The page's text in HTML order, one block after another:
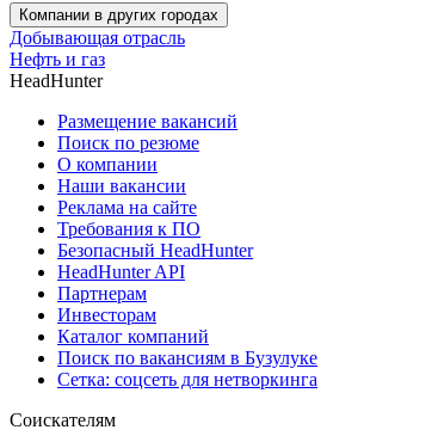
Компании в других городах
Добывающая отрасль
Нефть и газ
HeadHunter
Размещение вакансий
Поиск по резюме
О компании
Наши вакансии
Реклама на сайте
Требования к ПО
Безопасный HeadHunter
HeadHunter API
Партнерам
Инвесторам
Каталог компаний
Поиск по вакансиям в Бузулуке
Сетка: соцсеть для нетворкинга
Соискателям